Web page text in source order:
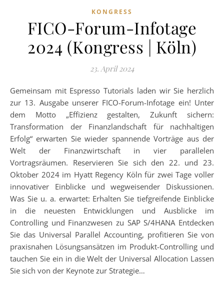
KONGRESS
FICO-Forum-Infotage
2024 (Kongress | Köln)
23. April 2024
Gemeinsam mit Espresso Tutorials laden wir Sie herzlich
zur 13. Ausgabe unserer FICO-Forum-Infotage ein! Unter
dem Motto „Effizienz gestalten, Zukunft sichern:
Transformation der Finanzlandschaft für nachhaltigen
Erfolg“ erwarten Sie wieder spannende Vorträge aus der
Welt der Finanzwirtschaft in vier parallelen
Vortragsräumen. Reservieren Sie sich den 22. und 23.
Oktober 2024 im Hyatt Regency Köln für zwei Tage voller
innovativer Einblicke und wegweisender Diskussionen.
Was Sie u. a. erwartet: Erhalten Sie tiefgreifende Einblicke
in die neuesten Entwicklungen und Ausblicke im
Controlling und Finanzwesen zu SAP S/4HANA Entdecken
Sie das Universal Parallel Accounting, profitieren Sie von
praxisnahen Lösungsansätzen im Produkt-Controlling und
tauchen Sie ein in die Welt der Universal Allocation Lassen
Sie sich von der Keynote zur Strategie…